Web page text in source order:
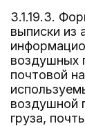
3.1.19.3.
выписки из
воздушных
почтовой
воздушной
груза,